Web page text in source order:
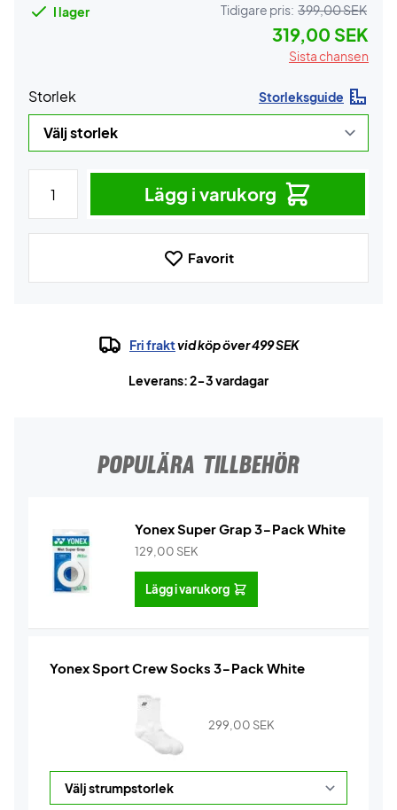
I lager Tidigare pris: 399,00 SEK
319,00 SEK
Sista chansen
Storlek Storleksguide
Lägg i varukorg
Favorit
Fri fraktvid köp över 499 SEK
Leverans: 2-3 vardagar
POPULÄRA TILLBEHÖR
Yonex Super Grap 3-Pack White
129,00 SEK
Lägg i varukorg
Yonex Sport Crew Socks 3-Pack White
299,00 SEK